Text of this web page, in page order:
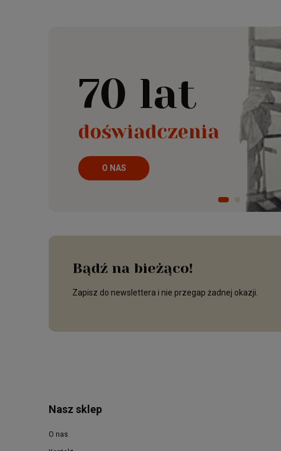
70 lat
doświadczenia
O NAS
Bądź na bieżąco!
Zapisz do newslettera i nie przegap żadnej okazji.
Nasz sklep
O nas